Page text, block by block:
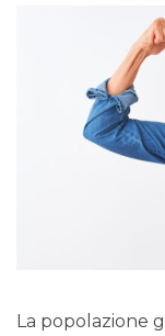
La popolazione